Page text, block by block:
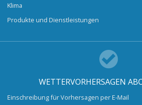
Klima
Produkte und Dienstleistungen
WETTERVORHERSAGEN
Einschreibung für Vorhersagen per E-Mail